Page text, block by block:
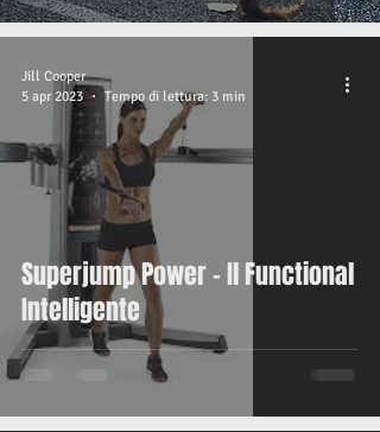
Superjump Power - Il Functional
Intelligente
Jill Cooper
5 apr 2023
Tempo di lettura: 3 min